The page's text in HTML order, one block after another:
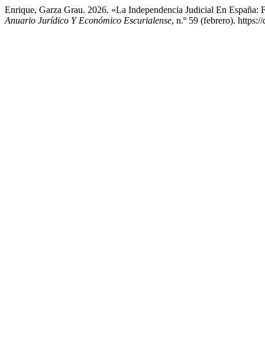
Enrique, Garza Grau. 2026. «La Independencia Judicial En España:
Anuario Jurídico Y Económico Escurialense, n.º 59 (febrero).